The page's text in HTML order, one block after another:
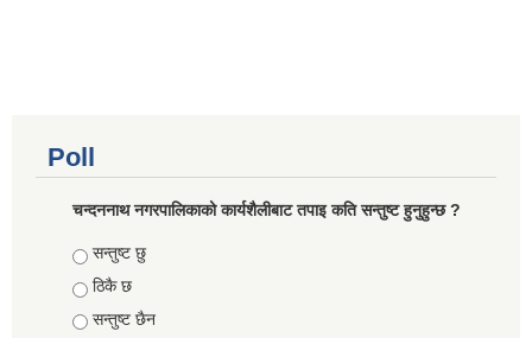
Poll
चन्दननाथ नगरपालिकाको कार्यशैलीबाट तपाइ कति सन्तुष्ट हुनुहुन्छ ?
Choices
सन्तुष्ट छु
ठिकै छ
सन्तुष्ट छैन